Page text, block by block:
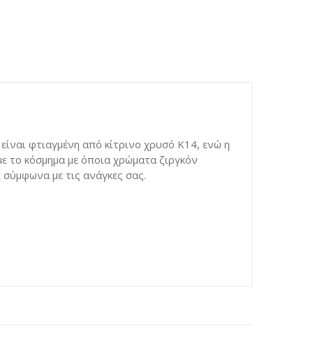
φτιαγμένη από κίτρινο χρυσό Κ14, ενώ η
το κόσμημα με όποια χρώματα ζιργκόν
με τις ανάγκες σας.